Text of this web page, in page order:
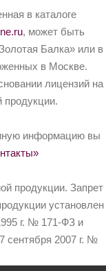
в каталоге
, может быть
Балка» или в
в Москве.
лицензий на
продукции.
информацию вы
продукции. Запрет
установлен
г. № 171-ФЗ и
сентября 2007 г. №